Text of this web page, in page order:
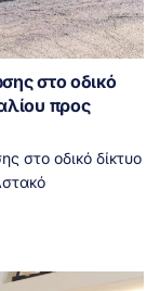
στο οδικό
προς
στο οδικό δίκτυο